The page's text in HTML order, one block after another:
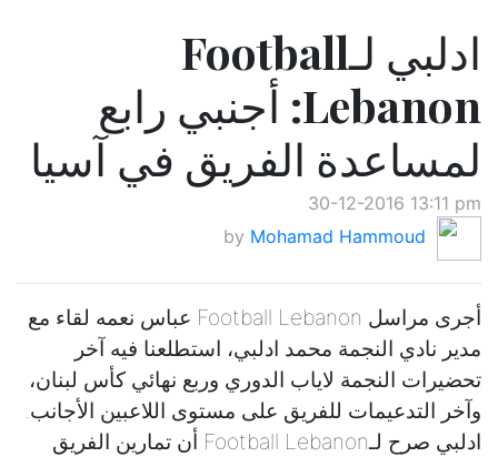
ادلبي لـFootball
Lebanon: أجنبي رابع
لمساعدة الفريق في آسيا
30-12-2016 13:11 pm
by Mohamad Hammoud
أجرى مراسل Football Lebanon عباس نعمه لقاء مع
مدير نادي النجمة محمد ادلبي، استطلعنا فيه آخر
تحضيرات النجمة لاياب الدوري وربع نهائي كأس لبنان،
وآخر التدعيمات للفريق على مستوى اللاعبين الأجانب.
ادلبي صرح لـFootball Lebanon أن تمارين الفريق